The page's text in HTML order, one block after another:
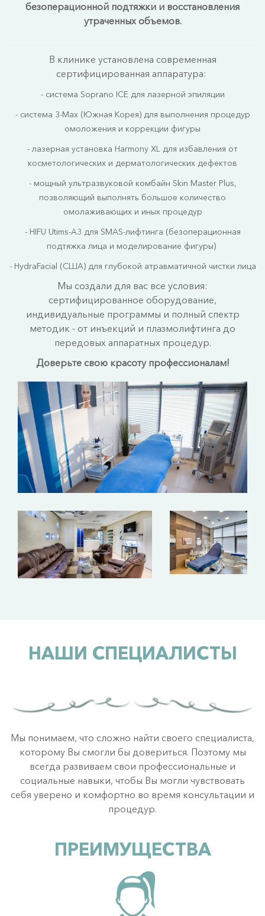
безоперационной подтяжки и восстановления
утраченных объемов.
В клинике установлена современная
сертифицированная аппаратура:
- система Soprano ICE для лазерной эпиляции
- система 3-Mах (Южная Корея) для выполнения процедур
омоложения и коррекции фигуры
- лазерная установка Harmony XL для избавления от
косметологических и дерматологических дефектов
- мощный ультразвуковой комбайн Skin Master Plus,
позволяющий выполнять большое количество
омолаживающих и иных процедур
- HIFU Utims-A3 для SMAS-лифтинга (безоперационная
подтяжка лица и моделирование фигуры)
- HydraFacial (США) для глубокой атравматичной чистки лица
Мы создали для вас все условия:
сертифицированное оборудование,
индивидуальные программы и полный спектр
методик - от инъекций и плазмолифтинга до
передовых аппаратных процедур.
Доверьте свою красоту профессионалам!
НАШИ СПЕЦИАЛИСТЫ
Мы понимаем, что сложно найти своего специалиста,
которому Вы смогли бы довериться. Поэтому мы
всегда развиваем свои профессиональные и
социальные навыки, чтобы Вы могли чувствовать
себя уверено и комфортно во время консультации и
процедур.
ПРЕИМУЩЕСТВА